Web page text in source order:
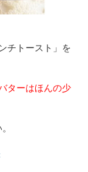
チトースト」を
ターはほんの少